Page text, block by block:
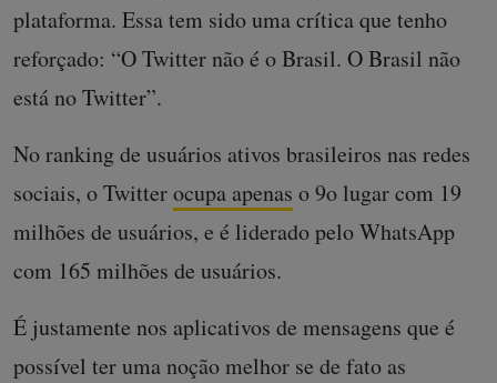
plataforma. Essa tem sido uma crítica que tenho
reforçado: “O Twitter não é o Brasil. O Brasil não
está no Twitter”.
No ranking de usuários ativos brasileiros nas redes
sociais, o Twitterocupa apenas o 9o lugar com 19
milhões de usuários, e é liderado pelo WhatsApp
com 165 milhões de usuários.
É justamente nos aplicativos de mensagens que é
possível ter uma noção melhor se de fato as